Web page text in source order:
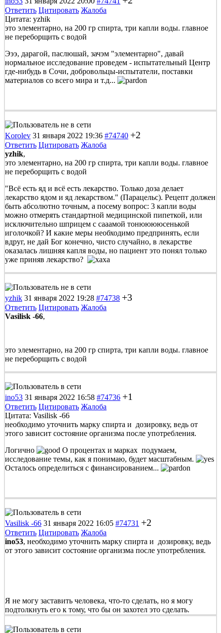
Ответить Цитировать Жалоба
Цитата: yzhik
это элементарно, на 200 гр спирта, три капли воды. главное
не переборщить с водой
Эээ, дарагой, паслюшай, зачэм "элементарно", давай
нормальное исследование проведем - испытательный Центр
где-нибудь в Сочи, добровольцы-испытатели, поставки
материалов со всего мира и т.д...
Korolev 31 января 2022 19:36 #74740 +2
Ответить Цитировать Жалоба
yzhik,
это элементарно, на 200 гр спирта, три капли воды. главное
не переборщить с водой
"Всё есть яд и всё есть лекарство. Только доза делает
лекарство ядом и яд лекарством." (Парацельс). Рецепт должен
быть абсолютно точным, а посему вопрос: 3 капли воды
можно отмерять стандартной медицинской пипеткой, или
исключительно шприцем с сааамой тонююююсенькой
иголочкой? И какие меры необходимо предпринять, если
вдруг, не дай Бог конечно, чисто случайно, в лекарстве
оказалась лишняя капля воды, но пациент это понял только
уже приняв лекарство?
yzhik 31 января 2022 19:28 #74738 +3
Ответить Цитировать Жалоба
Vasilisk -66,
это элементарно, на 200 гр спирта, три капли воды. главное
не переборщить с водой
ino53 31 января 2022 16:58 #74736 +1
Ответить Цитировать Жалоба
Цитата: Vasilisk -66
необходимо уточнить марку спирта и дозировку, ведь от
этого зависит состояние организма после употребления.
Логично
О процентах и марках подумаем,
исследование темы, как я понимаю, будет масштабным.
Осталось определиться с финансированием...
Vasilisk -66 31 января 2022 16:05 #74731 +2
Ответить Цитировать Жалоба
ino53, необходимо уточнить марку спирта и дозировку, ведь
от этого зависит состояние организма после употребления.
Я не могу заставить человека, что-то сделать, но я могу
подтолкнуть его к тому, что бы он захотел это сделать.